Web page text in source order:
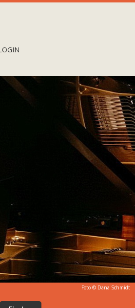
Foto © Dana Schmidt